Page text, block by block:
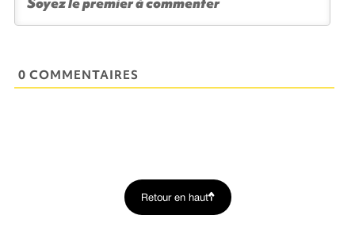
0 COMMENTAIRES
Retour en haut